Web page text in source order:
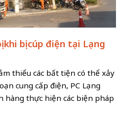
khi bị cúp điện tại Lạng
thiểu các bất tiện có thể xảy
cung cấp điện, PC Lạng
hàng thực hiện các biện pháp